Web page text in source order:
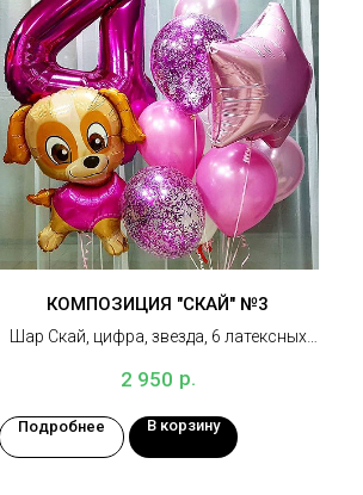
КОМПОЗИЦИЯ "СКАЙ" №3
Шар Скай, цифра, звезда, 6 латексных
2 950 р.
Подробнее В корзину